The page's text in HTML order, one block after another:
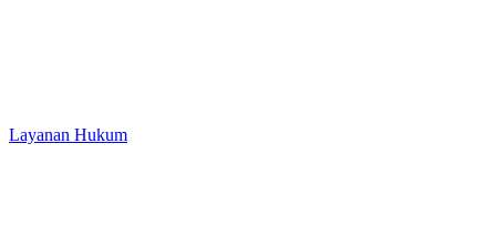
Layanan Hukum